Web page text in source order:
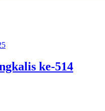
ke-514